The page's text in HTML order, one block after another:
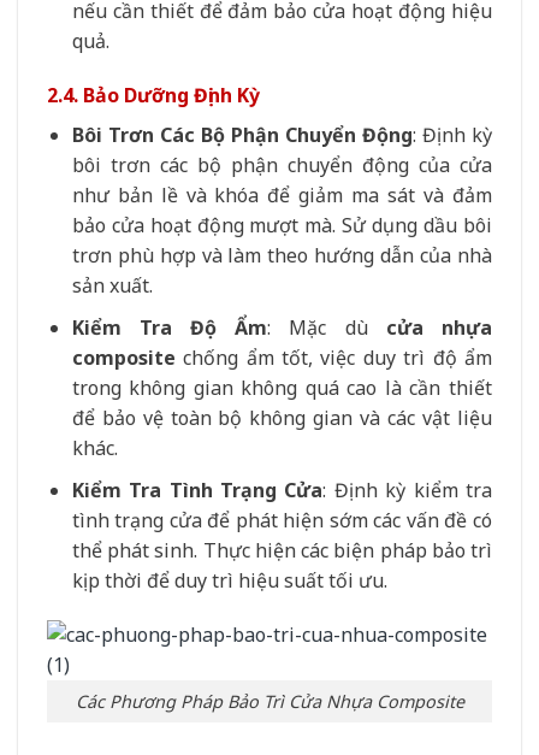
nếu cần thiết để đảm bảo cửa hoạt động hiệu
quả.
2.4. Bảo Dưỡng Định Kỳ
Bôi Trơn Các Bộ Phận Chuyển Động: Định kỳ
bôi trơn các bộ phận chuyển động của cửa
như bản lề và khóa để giảm ma sát và đảm
bảo cửa hoạt động mượt mà. Sử dụng dầu bôi
trơn phù hợp và làm theo hướng dẫn của nhà
sản xuất.
Kiểm Tra Độ Ẩm: Mặc dù cửa nhựa
composite chống ẩm tốt, việc duy trì độ ẩm
trong không gian không quá cao là cần thiết
để bảo vệ toàn bộ không gian và các vật liệu
khác.
Kiểm Tra Tình Trạng Cửa: Định kỳ kiểm tra
tình trạng cửa để phát hiện sớm các vấn đề có
thể phát sinh. Thực hiện các biện pháp bảo trì
kịp thời để duy trì hiệu suất tối ưu.
Các Phương Pháp Bảo Trì Cửa Nhựa Composite